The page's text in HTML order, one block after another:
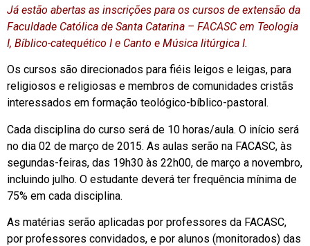
Já estão abertas as inscrições para os cursos de extensão da
Faculdade Católica de Santa Catarina – FACASC em Teologia
I, Bíblico-catequético I e Canto e Música litúrgica I.
Os cursos são direcionados para fiéis leigos e leigas, para
religiosos e religiosas e membros de comunidades cristãs
interessados em formação teológico-bíblico-pastoral.
Cada disciplina do curso será de 10 horas/aula. O início será
no dia 02 de março de 2015. As aulas serão na FACASC, às
segundas-feiras, das 19h30 às 22h00, de março a novembro,
incluindo julho. O estudante deverá ter frequência mínima de
75% em cada disciplina.
As matérias serão aplicadas por professores da FACASC,
por professores convidados, e por alunos (monitorados) das